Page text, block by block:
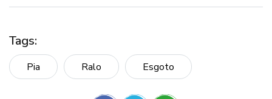
Tags:
Pia Ralo Esgoto